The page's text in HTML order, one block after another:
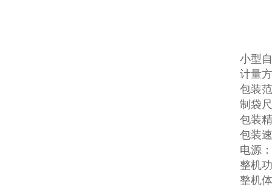
小型
计量
包装
制袋
包装
包装
电源
整机
整机